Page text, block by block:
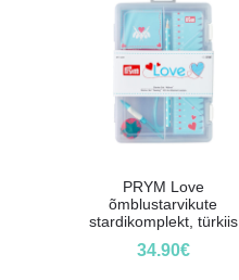
PRYM Love
õmblustarvikute
stardikomplekt, türkiis
34.90€